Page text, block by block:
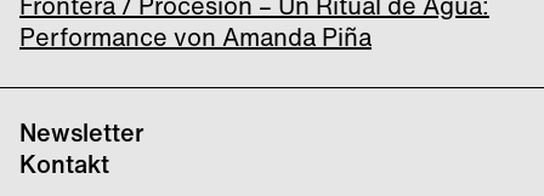
Performance von Amanda Piña
Newsletter
Kontakt